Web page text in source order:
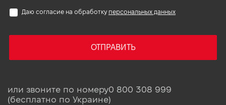
Даю согласие на обработку персональных данных
ОТПРАВИТЬ
или звоните по номеру0 800 308 999
(бесплатно по Украине)